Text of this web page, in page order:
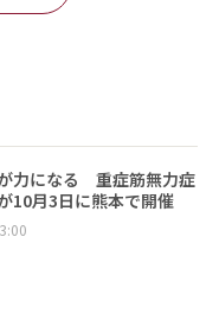
力になる 重症筋無力症
10月3日に熊本で開催